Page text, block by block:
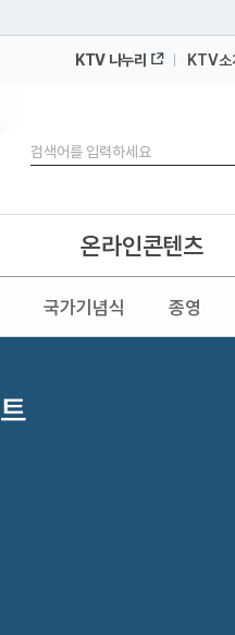
KTV 나누리 KTV소
검색
국가기념식 종영
온라인콘텐츠